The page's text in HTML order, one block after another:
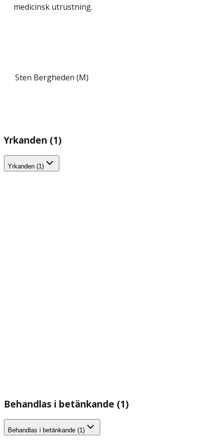
medicinsk utrustning.
Sten Bergheden (M)
Yrkanden (1)
Yrkanden (1)
Behandlas i betänkande (1)
Behandlas i betänkande (1)